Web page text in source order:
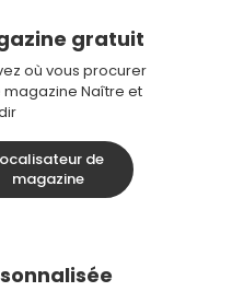
gratuit
où vous procurer
magazine Naître et
de
magazine